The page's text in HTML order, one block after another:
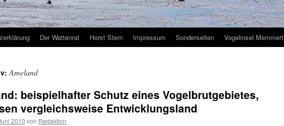
Der Wattenrat Horst Stern Impressum Sonderseiten Vogelinsel Memmert
Ameland
beispielhafter Schutz eines Vogelbrutgebietes,
vergleichsweise Entwicklungsland
2010 von Redaktion